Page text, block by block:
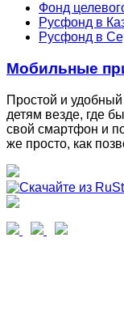
Фонд
Русфонд в
Русфонд в
Мобильные
Простой и
детям везде, где
свой смартфон и
же просто, как